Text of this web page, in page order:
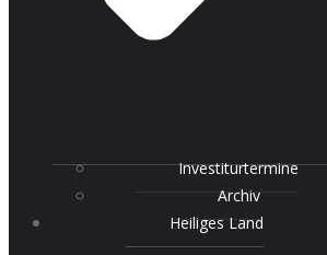
Investiturtermine
Archiv
Heiliges Land